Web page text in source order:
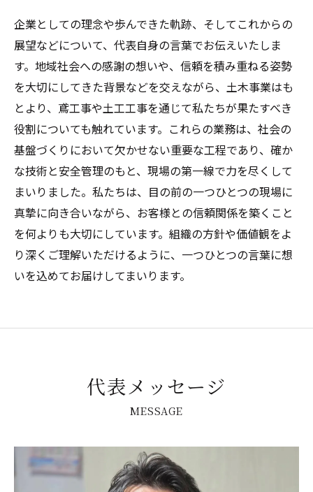
企業としての理念や歩んできた軌跡、そしてこれからの
展望などについて、代表自身の言葉でお伝えいたしま
す。地域社会への感謝の想いや、信頼を積み重ねる姿勢
を大切にしてきた背景などを交えながら、土木事業はも
とより、鳶工事や土工工事を通じて私たちが果たすべき
役割についても触れています。これらの業務は、社会の
基盤づくりにおいて欠かせない重要な工程であり、確か
な技術と安全管理のもと、現場の第一線で力を尽くして
まいりました。私たちは、目の前の一つひとつの現場に
真摯に向き合いながら、お客様との信頼関係を築くこと
を何よりも大切にしています。組織の方針や価値観をよ
り深くご理解いただけるように、一つひとつの言葉に想
いを込めてお届けしてまいります。
代表メッセージ
MESSAGE